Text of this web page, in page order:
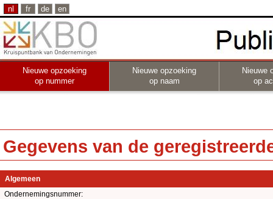
nl fr de en
Nieuwe opzoeking
op nummer
Nieuwe opzoeking
op naam
Nieuwe
op
Gegevens van de
Algemeen
Ondernemingsnummer: